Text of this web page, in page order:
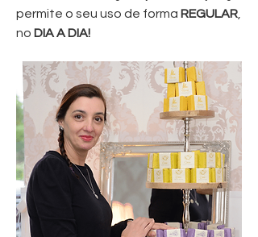
permite o seu uso de forma REGULAR
no DIA A DIA!